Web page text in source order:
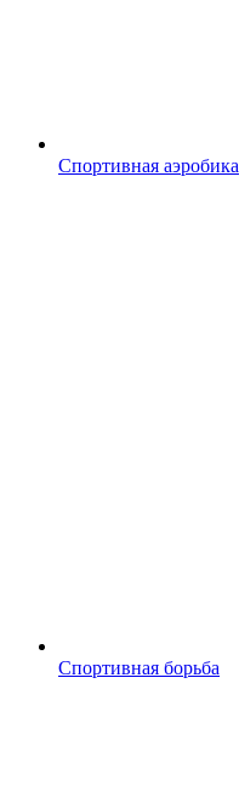
Спортивная аэробика
Спортивная борьба